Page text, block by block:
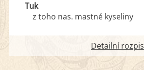
Tuk
z toho nas. mastné kyseliny
Detailní rozpis